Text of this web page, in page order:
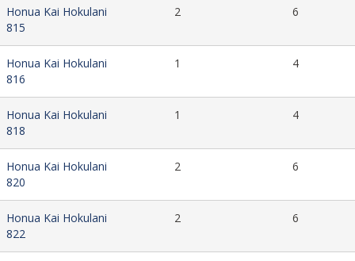
Honua Kai Hokulani
815
2 6
Honua Kai Hokulani
816
1 4
Honua Kai Hokulani
818
1 4
Honua Kai Hokulani
820
2 6
Honua Kai Hokulani
822
2 6